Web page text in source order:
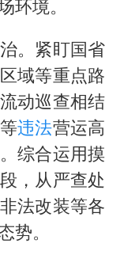
环境。
。紧盯国省
域等重点路
动巡查相结
违法营运高
综合运用摸
，从严查处
法改装等各
势。